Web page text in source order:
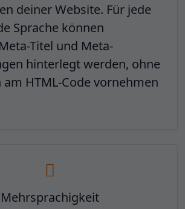
deiner Website. Für jede
Sprache können
Titel und Meta-
hinterlegt werden, ohne
HTML-Code vornehmen
Mehrsprachigkeit